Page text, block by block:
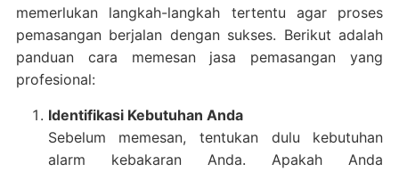
memerlukan langkah-langkah tertentu agar proses
pemasangan berjalan dengan sukses. Berikut adalah
panduan cara memesan jasa pemasangan yang
profesional:
Identifikasi Kebutuhan Anda
Sebelum memesan, tentukan dulu kebutuhan
alarm kebakaran Anda. Apakah Anda